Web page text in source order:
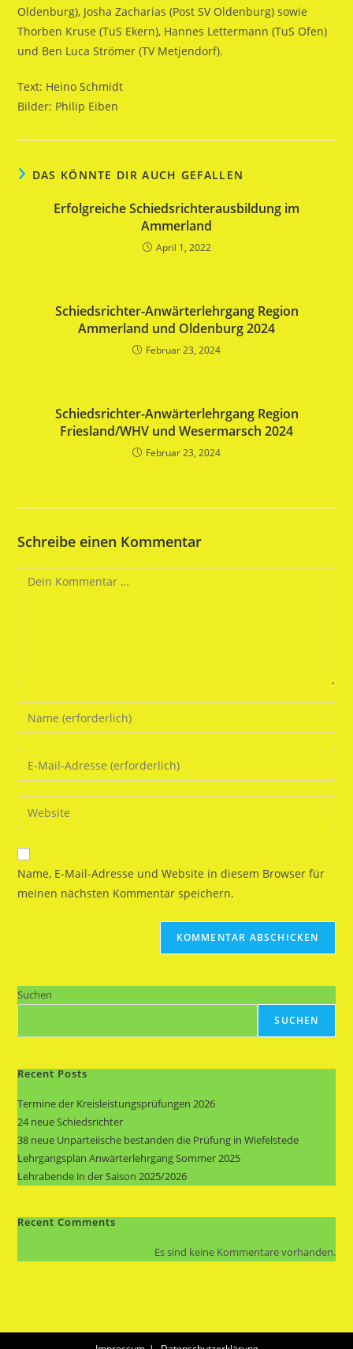
Oldenburg), Josha Zacharias (Post SV Oldenburg) sowie
Thorben Kruse (TuS Ekern), Hannes Lettermann (TuS Ofen)
und Ben Luca Strömer (TV Metjendorf).
Text: Heino Schmidt
Bilder: Philip Eiben
DAS KÖNNTE DIR AUCH GEFALLEN
Erfolgreiche Schiedsrichterausbildung im
Ammerland
April 1, 2022
Schiedsrichter-Anwärterlehrgang Region
Ammerland und Oldenburg 2024
Februar 23, 2024
Schiedsrichter-Anwärterlehrgang Region
Friesland/WHV und Wesermarsch 2024
Februar 23, 2024
Schreibe einen Kommentar
Kommentar
Gib
deinen
Namen
oder
zum
Kommentieren
ein
Gib
deine
E-
Mail-
zum
Kommentieren
ein
Gib
deine
Website-
URL
Name, E-Mail-Adresse und Website in diesem Browser für
meinen nächsten Kommentar speichern.
Suchen
SUCHEN
Recent Posts
Termine der Kreisleistungsprüfungen 2026
24 neue Schiedsrichter
38 neue Unparteiische bestanden die Prüfung in Wiefelstede
Lehrgangsplan Anwärterlehrgang Sommer 2025
Lehrabende in der Saison 2025/2026
Recent Comments
Es sind keine Kommentare vorhanden.